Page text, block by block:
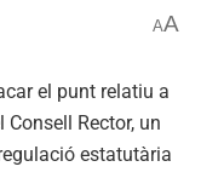
AA
el punt relatiu a
Rector, un
estatutària